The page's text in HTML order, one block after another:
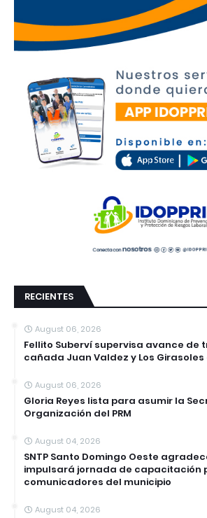
RECIENTES
August 06, 2026
Fellito Suberví supervisa avance de
cañada Juan Valdez y Los Girasoles
August 06, 2026
Gloria Reyes lista para asumir la
Organización del PRM
August 04, 2026
SNTP Santo Domingo Oeste
impulsará jornada de capacitación
comunicadores del municipio
August 04, 2026